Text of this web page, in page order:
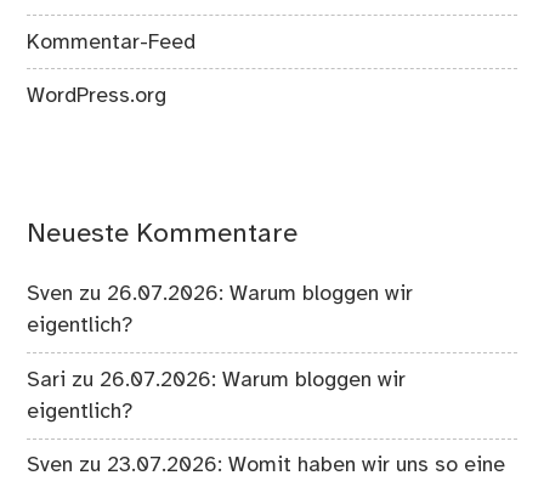
Kommentar-Feed
WordPress.org
Neueste Kommentare
Sven zu 26.07.2026: Warum bloggen wir
eigentlich?
Sari zu 26.07.2026: Warum bloggen wir
eigentlich?
Sven zu 23.07.2026: Womit haben wir uns so eine